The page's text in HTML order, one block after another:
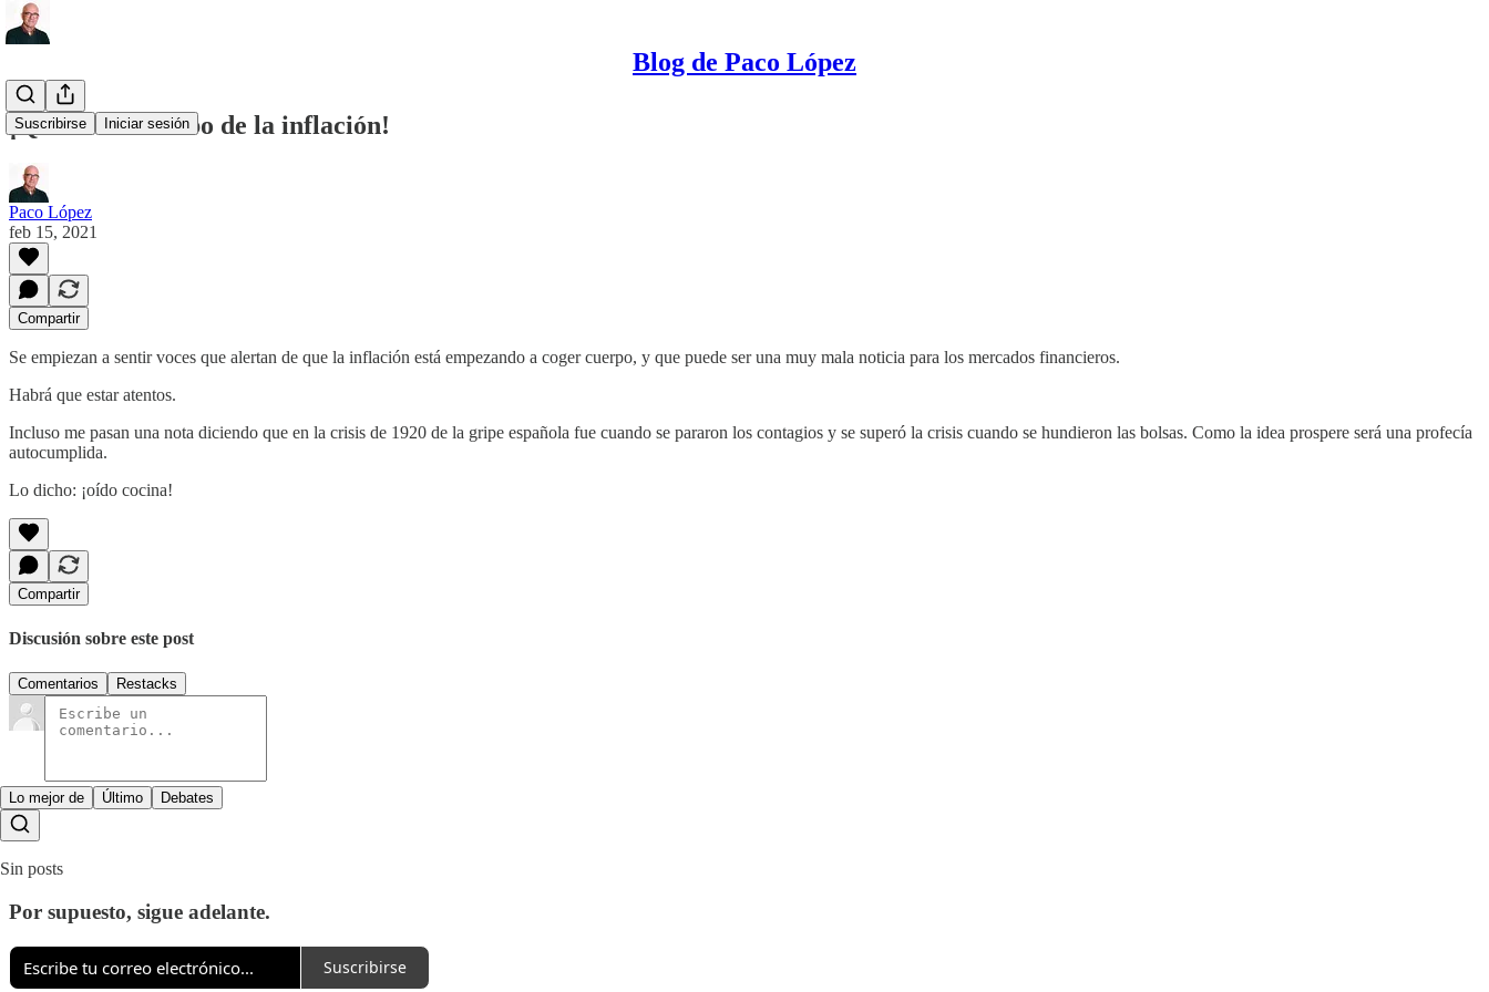
Blog de Paco López
Suscribirse Iniciar sesión
¡Que viene el lobo de la inflación!
Paco López
feb 15, 2021
Compartir
Se empiezan a sentir voces que alertan de que la inflación está empezando a coger cuerpo, y que puede ser una muy mala noticia para los mercados financieros.
Habrá que estar atentos.
Incluso me pasan una nota diciendo que en la crisis de 1920 de la gripe española fue cuando se pararon los contagios y se superó la crisis cuando se hundieron las bolsas. Como la idea prospere será una profecía
autocumplida.
Lo dicho: ¡oído cocina!
Compartir
Discusión sobre este post
Comentarios Restacks
Lo mejor de Último Debates
Sin posts
Por supuesto, sigue adelante.
Suscribirse